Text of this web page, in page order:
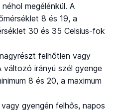
megélénkül. A
8 és 19, a
30 és 35 Celsius-fok
felhőtlen vagy
változó irányú szél gyenge
8 és 20, a maximum
gyengén felhős, napos